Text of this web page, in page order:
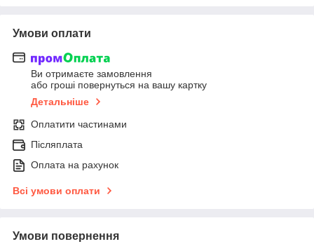
Умови оплати
Ви отримаєте замовлення
або гроші повернуться на вашу картку
Детальніше
Оплатити частинами
Післяплата
Оплата на рахунок
Всі умови оплати
Умови повернення